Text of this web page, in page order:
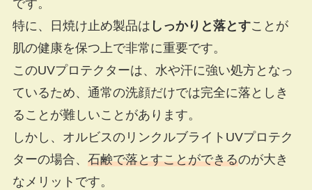
です。
特に、日焼け止め製品は しっかりと落とすことが
肌の健康を保つ上で非常に重要です。
このUVプロテクターは、水や汗に強い処方となっ
ているため、通常の洗顔だけでは完全に落としき
ることが難しいことがあります。
しかし、オルビスのリンクルブライトUVプロテク
ターの場合、 石鹸で落とすことができるのが大き
なメリットです。